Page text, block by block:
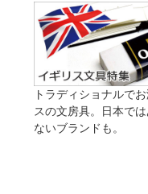
トラディショナルで
スの文房具。日本で
ないブランドも。